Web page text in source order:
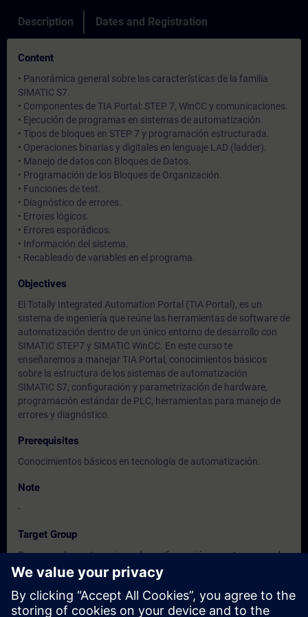
Description Dates and Registration
Content
• Panorámica general sobre las características de la familia
SIMATIC S7.
• Componentes de TIA Portal: STEP 7, WinCC y comunicaciones.
• Ejecución de programas en sistemas de automatización.
• Tipos de bloques en STEP 7 y programación estructurada.
• Operaciones binarias y digitales en lenguaje LAD (ladder).
• Manejo de datos con Bloques de Datos.
• Programación de los Bloques de Organización.
• Funciones de test.
• Diagnóstico de errores.
• Errores lógicos.
• Errores esporádicos.
• Información del sistema.
• Recableado de variables en el programa.
Objectives
El Totally Integrated Automation Portal (TIA Portal), es un
sistema de ingeniería que reúne las herramientas de software de
automatización dentro de un único entorno de desarrollo con
SIMATIC STEP7 y SIMATIC WinCC. En este curso te
enseñaremos a manejar TIA Portal, conocimientos básicos
sobre la estructura de los sistemas de automatización
SIMATIC S7, configuración y parametrización de hardware,
programación estándar de PLC, herramientas para manejo de
errores y diagnóstico.
Prerequisites
Conocimientos básicos en tecnología de automatización.
Note
-
Target Group
Programadores. Ingenieros de configuración, puesta en marcha
y service.